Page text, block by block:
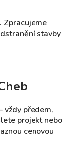
Zpracujeme
stavby
vždy předem,
projekt nebo
cenovou